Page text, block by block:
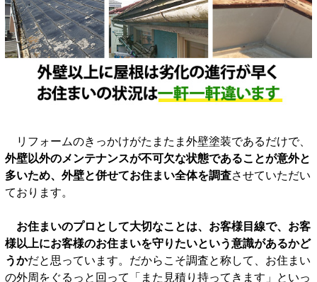
リフォームのきっかけがたまたま外壁塗装であるだけで、
外壁以外のメンテナンスが不可欠な状態であることが意外と
多いため、外壁と併せてお住まい全体を調査させていただい
ております。
お住まいのプロとして大切なことは、お客様目線で、お客
様以上にお客様のお住まいを守りたいという意識があるかど
うかだと思っています。だからこそ調査と称して、お住まい
の外周をぐるっと回って「また見積り持ってきます」といっ